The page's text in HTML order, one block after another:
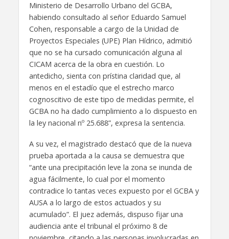
Ministerio de Desarrollo Urbano del GCBA,
habiendo consultado al señor Eduardo Samuel
Cohen, responsable a cargo de la Unidad de
Proyectos Especiales (UPE) Plan Hídrico, admitió
que no se ha cursado comunicación alguna al
CICAM acerca de la obra en cuestión. Lo
antedicho, sienta con prístina claridad que, al
menos en el estadío que el estrecho marco
cognoscitivo de este tipo de medidas permite, el
GCBA no ha dado cumplimiento a lo dispuesto en
la ley nacional nº 25.688”, expresa la sentencia.
A su vez, el magistrado destacó que de la nueva
prueba aportada a la causa se demuestra que
“ante una precipitación leve la zona se inunda de
agua fácilmente, lo cual por el momento
contradice lo tantas veces expuesto por el GCBA y
AUSA a lo largo de estos actuados y su
acumulado”. El juez además, dispuso fijar una
audiencia ante el tribunal el próximo 8 de